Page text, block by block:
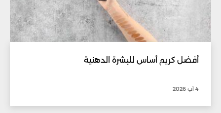
أفضل كريم أساس للبشرة الدهنية
4 آب 2026